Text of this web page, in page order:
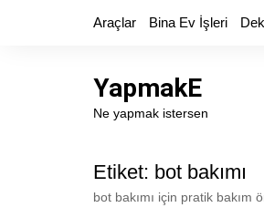
Araçlar Bina Ev İşleri
YapmakE
Ne yapmak istersen
Etiket: bot bakımı
bot bakımı için pratik bakım